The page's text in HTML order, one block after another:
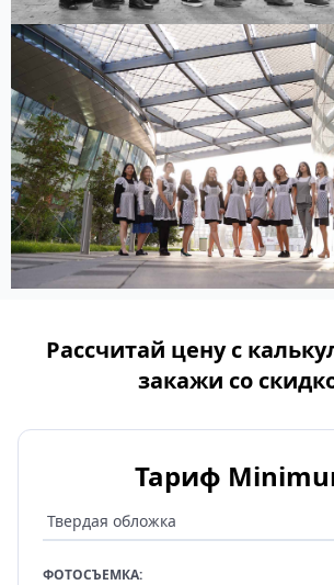
Рассчитай цену с
закажи со
Тариф
ФОТОСЪЕМКА: